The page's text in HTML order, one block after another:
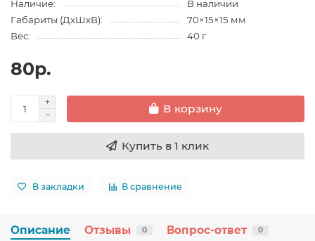
Наличие:
В наличии
Габариты (ДхШхВ):
70×15×15 мм
Вес:
40 г
80р.
В корзину
Купить в 1 клик
В закладки В сравнение
Описание Отзывы 0 Вопрос-ответ 0